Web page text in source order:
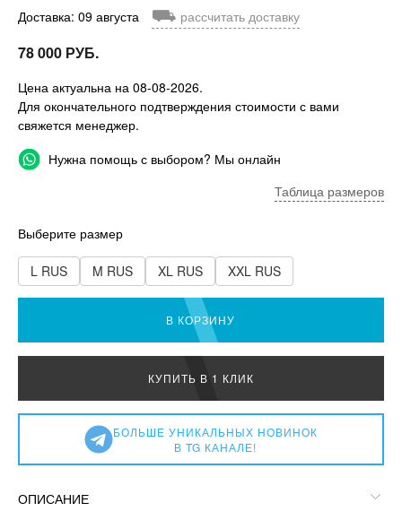
Доставка: 09 августа ⛟ рассчитать доставку
78 000 РУБ.
Цена актуальна на 08-08-2026.
Для окончательного подтверждения стоимости с вами
свяжется менеджер.
Нужна помощь с выбором? Мы онлайн
Таблица размеров
Выберите размер
L RUS M RUS XL RUS XXL RUS
В КОРЗИНУ
КУПИТЬ В 1 КЛИК
БОЛЬШЕ УНИКАЛЬНЫХ НОВИНОК
В TG КАНАЛЕ!
ОПИСАНИЕ